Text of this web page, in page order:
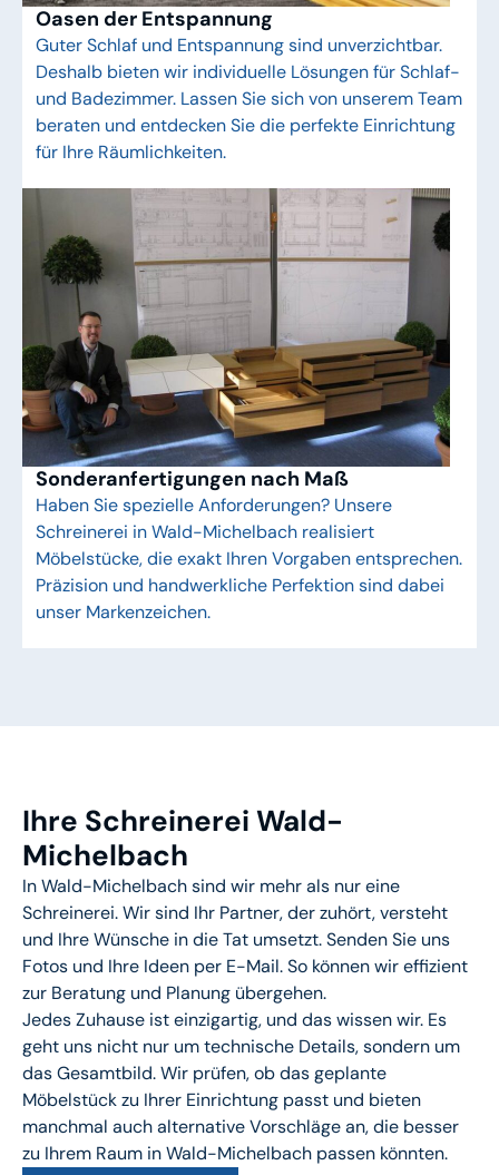
Oasen der Entspannung
Guter Schlaf und Entspannung sind unverzichtbar.
Deshalb bieten wir individuelle Lösungen für Schlaf-
und Badezimmer. Lassen Sie sich von unserem Team
beraten und entdecken Sie die perfekte Einrichtung
für Ihre Räumlichkeiten.
Sonderanfertigungen nach Maß
Haben Sie spezielle Anforderungen? Unsere
Schreinerei in Wald-Michelbach realisiert
Möbelstücke, die exakt Ihren Vorgaben entsprechen.
Präzision und handwerkliche Perfektion sind dabei
unser Markenzeichen.
Ihre Schreinerei Wald-
Michelbach
In Wald-Michelbach sind wir mehr als nur eine
Schreinerei. Wir sind Ihr Partner, der zuhört, versteht
und Ihre Wünsche in die Tat umsetzt. Senden Sie uns
Fotos und Ihre Ideen per E-Mail. So können wir effizient
zur Beratung und Planung übergehen.
Jedes Zuhause ist einzigartig, und das wissen wir. Es
geht uns nicht nur um technische Details, sondern um
das Gesamtbild. Wir prüfen, ob das geplante
Möbelstück zu Ihrer Einrichtung passt und bieten
manchmal auch alternative Vorschläge an, die besser
zu Ihrem Raum in Wald-Michelbach passen könnten.